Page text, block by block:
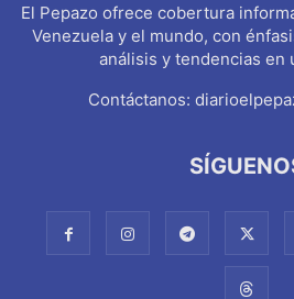
El Pepazo ofrece cobertura
Venezuela y el mundo, con
análisis y tendencias en
Contáctanos: